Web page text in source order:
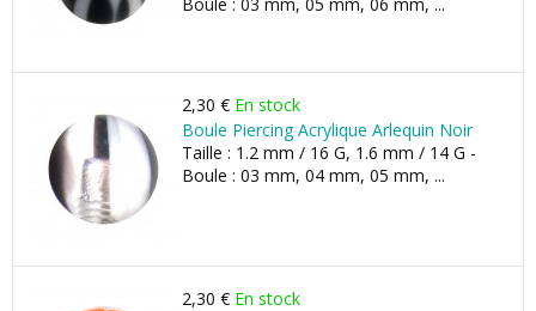
2,30 € En stock
Boule Piercing Acrylique Arlequin Noir
Taille : 1.2 mm / 16 G, 1.6 mm / 14 G -
Boule : 03 mm, 04 mm, 05 mm, ...
2,30 € En stock